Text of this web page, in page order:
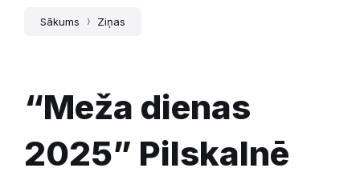
Sākums Ziņas
“Meža dienas
2025” Pilskalnē